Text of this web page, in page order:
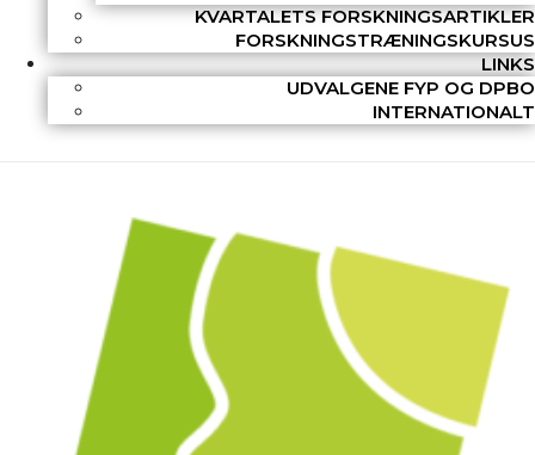
KVARTALETS FORSKNINGSARTIKLER
FORSKNINGSTRÆNINGSKURSUS
LINKS
UDVALGENE FYP OG DPBO
INTERNATIONALT